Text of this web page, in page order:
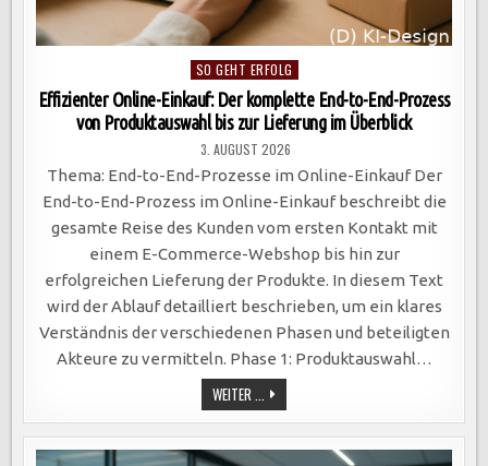
Posted
in
SO GEHT ERFOLG
Effizienter Online-Einkauf: Der komplette End-to-End-Prozess
von Produktauswahl bis zur Lieferung im Überblick
3. AUGUST 2026
Thema: End-to-End-Prozesse im Online-Einkauf Der
End-to-End-Prozess im Online-Einkauf beschreibt die
gesamte Reise des Kunden vom ersten Kontakt mit
einem E-Commerce-Webshop bis hin zur
erfolgreichen Lieferung der Produkte. In diesem Text
wird der Ablauf detailliert beschrieben, um ein klares
Verständnis der verschiedenen Phasen und beteiligten
Akteure zu vermitteln. Phase 1: Produktauswahl…
WEITER ... EFFIZIENTER
ONLINE-
EINKAUF:
DER
KOMPLETTE